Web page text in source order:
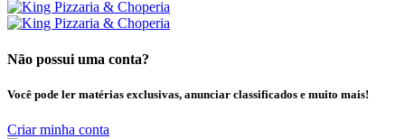
Não possui uma conta?
Você pode ler matérias exclusivas, anunciar classificados e muito mais!
Criar minha conta